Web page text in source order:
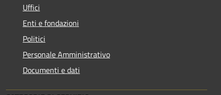
Uffici
Enti e fondazioni
Politici
Personale Amministrativo
Documenti e dati